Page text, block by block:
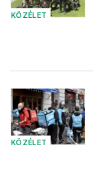
KÖZÉLET
KÖZÉLET